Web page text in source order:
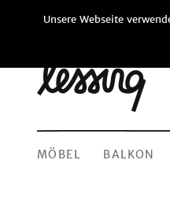
MÖBEL BALKON
Unsere Webseite